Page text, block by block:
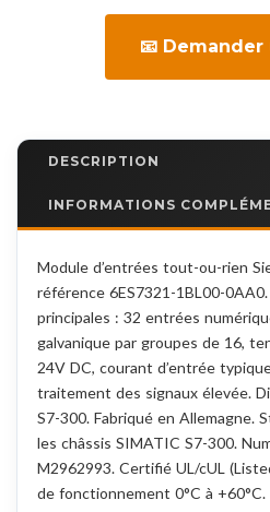
📧
DESCRIPTION
INFORMATIONS
Module d’entrées tout-ou-rien
référence 6ES7321-1BL00-
principales : 32 entrées
galvanique par groupes de 16,
24V DC, courant d’entrée
traitement des signaux élevée.
S7-300. Fabriqué en Allemagne.
les châssis SIMATIC S7-300.
M2962993. Certifié UL/cUL
de fonctionnement 0°C à +60°C.